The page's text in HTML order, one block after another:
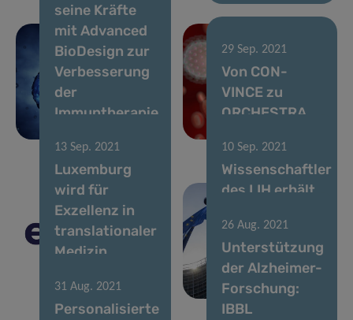
seine Kräfte
mit Advanced
BioDesign zur
Verbesserung
der
Immuntherapie
29 Sep. 2021
Von CON-
VINCE zu
ORCHESTRA
13 Sep. 2021
Luxemburg
wird für
Exzellenz in
translationaler
Medizin
10 Sep. 2021
Wissenschaftler
des LIH erhält
Spitzenposition
für
31 Aug. 2021
Personalisierte
26 Aug. 2021
Unterstützung
der Alzheimer-
Forschung:
IBBL